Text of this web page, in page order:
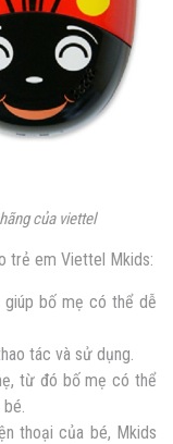
của viettel
trẻ em Viettel Mkids:
giúp bố mẹ có thể dễ
tác và sử dụng.
từ đó bố mẹ có thể
thoại của bé, Mkids